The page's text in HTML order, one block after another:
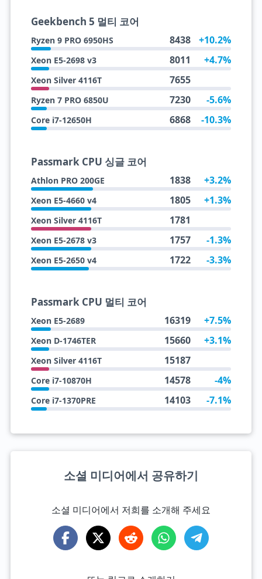
Geekbench 5 멀티 코어
Ryzen 9 PRO 6950HS 8438 +10.2%
Xeon E5-2698 v3 8011 +4.7%
Xeon Silver 4116T 7655
Ryzen 7 PRO 6850U 7230 -5.6%
Core i7-12650H 6868 -10.3%
Passmark CPU 싱글 코어
Athlon PRO 200GE 1838 +3.2%
Xeon E5-4660 v4 1805 +1.3%
Xeon Silver 4116T 1781
Xeon E5-2678 v3 1757 -1.3%
Xeon E5-2650 v4 1722 -3.3%
Passmark CPU 멀티 코어
Xeon E5-2689 16319 +7.5%
Xeon D-1746TER 15660 +3.1%
Xeon Silver 4116T 15187
Core i7-10870H 14578 -4%
Core i7-1370PRE 14103 -7.1%
소셜 미디어에서 공유하기
소셜 미디어에서 저희를 소개해 주세요